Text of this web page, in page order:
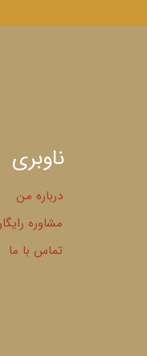
ناوبری
درباره من
مشاوره
تماس با ما